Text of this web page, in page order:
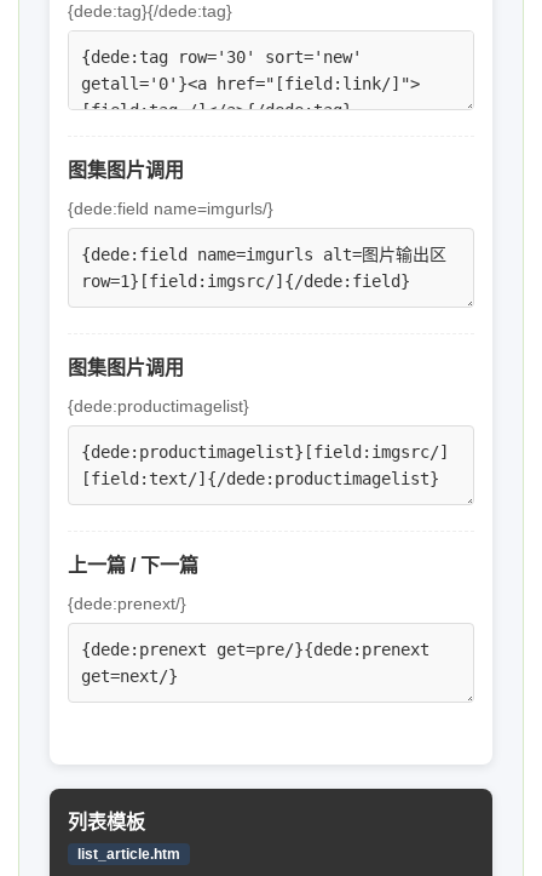
{dede:tag}{/dede:tag}
图集图片调用
{dede:field name=imgurls/}
图集图片调用
{dede:productimagelist}
上一篇 / 下一篇
{dede:prenext/}
列表模板
list_article.htm